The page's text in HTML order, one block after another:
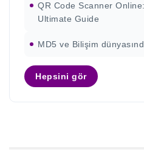
QR Code Scanner
Ultimate Guide
MD5 ve Bilişim
Hepsini gör